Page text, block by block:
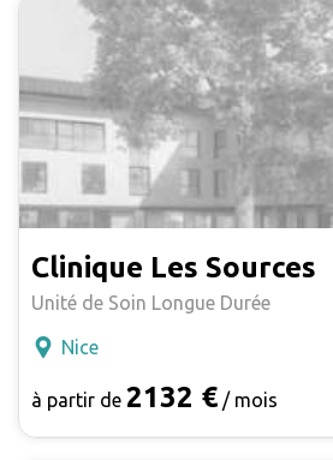
Clinique Les Sources
Unité de Soin Longue Durée
Nice
à partir de 2132 € / mois